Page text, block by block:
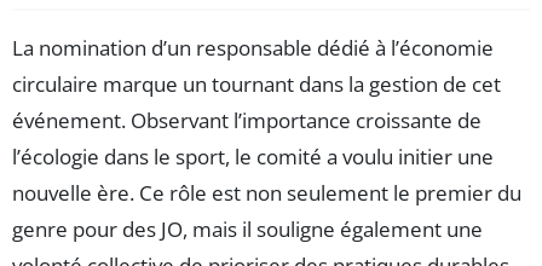
La nomination d’un responsable dédié à l’économie
circulaire marque un tournant dans la gestion de cet
événement. Observant l’importance croissante de
l’écologie dans le sport, le comité a voulu initier une
nouvelle ère. Ce rôle est non seulement le premier du
genre pour des JO, mais il souligne également une